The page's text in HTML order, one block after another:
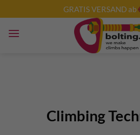
Inhalt
springen
GRATIS VERSAND ab
Climbing